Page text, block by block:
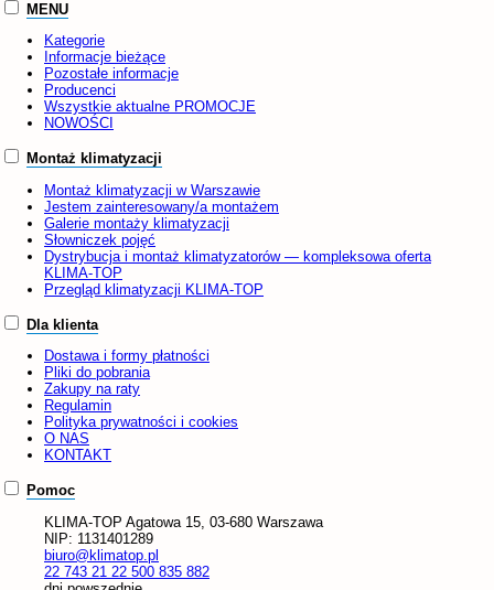
MENU
Kategorie
Informacje bieżące
Pozostałe informacje
Producenci
Wszystkie aktualne PROMOCJE
NOWOŚCI
Montaż klimatyzacji
Montaż klimatyzacji w Warszawie
Jestem zainteresowany/a montażem
Galerie montaży klimatyzacji
Słowniczek pojęć
Dystrybucja i montaż klimatyzatorów — kompleksowa oferta
KLIMA-TOP
Przegląd klimatyzacji KLIMA-TOP
Dla klienta
Dostawa i formy płatności
Pliki do pobrania
Zakupy na raty
Regulamin
Polityka prywatności i cookies
O NAS
KONTAKT
Pomoc
KLIMA-TOP Agatowa 15, 03-680 Warszawa
NIP: 1131401289
biuro@klimatop.pl
22 743 21 22 500 835 882